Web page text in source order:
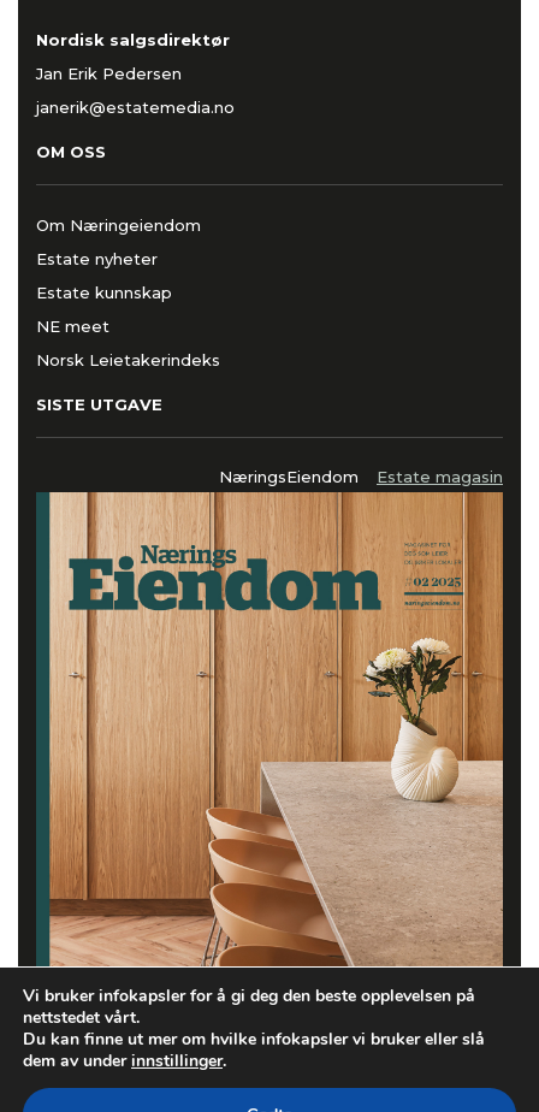
Nordisk salgsdirektør
Jan Erik Pedersen
janerik@estatemedia.no
OM OSS
Om Næringeiendom
Estate nyheter
Estate kunnskap
NE meet
Norsk Leietakerindeks
SISTE UTGAVE
NæringsEiendom Estate magasin
Vi bruker infokapsler for å gi deg den beste opplevelsen på
nettstedet vårt.
Du kan finne ut mer om hvilke infokapsler vi bruker eller slå
dem av underinnstillinger.